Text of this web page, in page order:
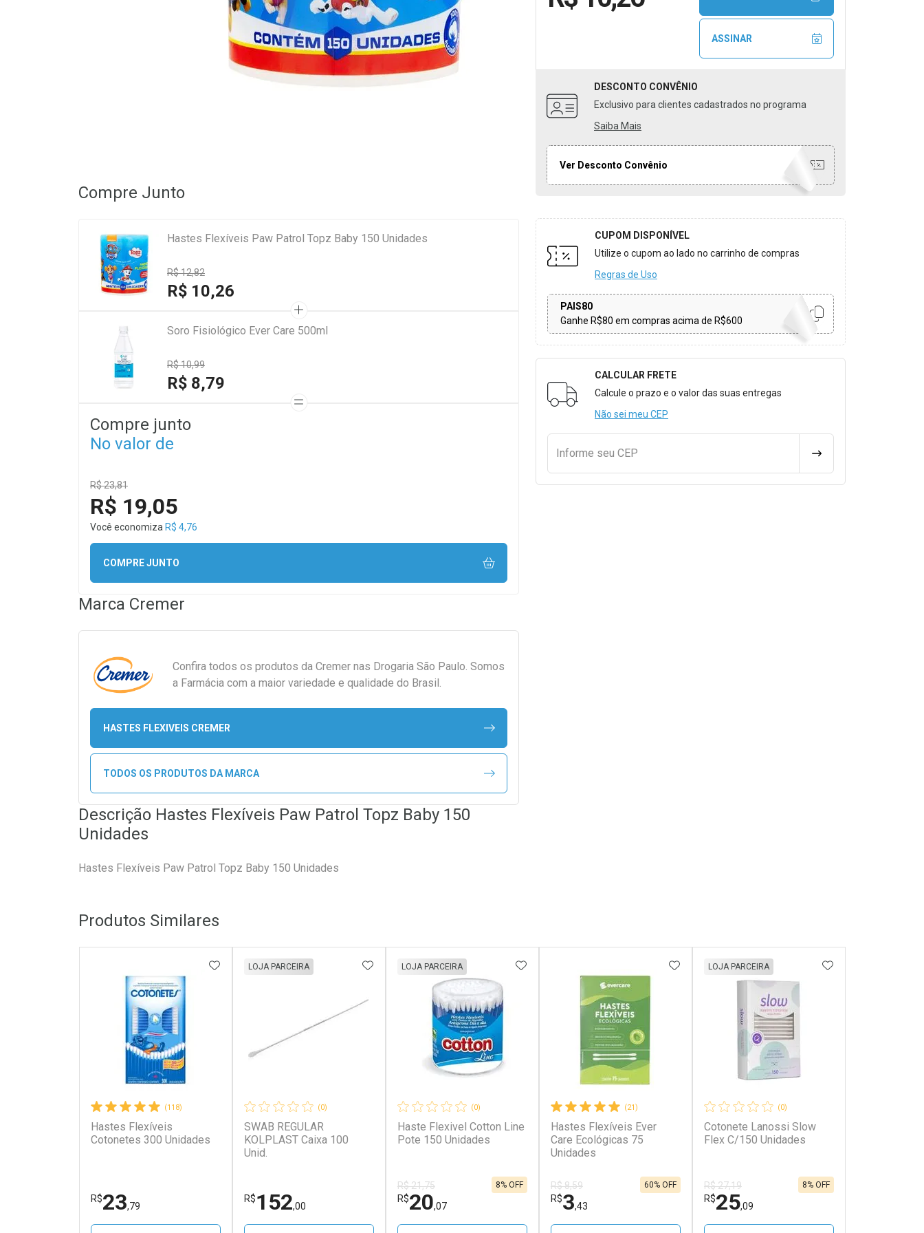
ASSINAR
DESCONTO CONVÊNIO
Exclusivo para clientes cadastrados no programa
Saiba Mais
Ver Desconto Convênio
CUPOM DISPONÍVEL
Utilize o cupom ao lado no carrinho de compras
Regras de Uso
PAIS80
Ganhe R$80 em compras acima de R$600
Formulário para Calcular o Frete
CALCULAR FRETE
Calcule o prazo e o valor das suas entregas
Não sei meu CEP
Informe seu CEP CALCULAR FRETE
Compre Junto
Hastes Flexíveis Paw Patrol Topz Baby 150 Unidades
R$ 12,82
R$ 10,26
Soro Fisiológico Ever Care 500ml
R$ 10,99
R$ 8,79
Compre junto
No valor de
R$ 23,81
R$ 19,05
Você economiza R$ 4,76
COMPRE JUNTO
Marca Cremer
Confira todos os produtos da Cremer nas Drogaria São Paulo. Somos
a Farmácia com a maior variedade e qualidade do Brasil.
HASTES FLEXIVEIS CREMER
TODOS OS PRODUTOS DA MARCA
Descrição Hastes Flexíveis Paw Patrol Topz Baby 150
Unidades
Hastes Flexíveis Paw Patrol Topz Baby 150 Unidades
Produtos Similares
(118)
Hastes Flexíveis
Cotonetes 300 Unidades
R$23,79
ADICIONAR AOS FAVORITOS
(0)
SWAB REGULAR
KOLPLAST Caixa 100
Unid.
LOJA PARCEIRA
R$152,00
ADICIONAR AOS FAVORITOS
(0)
Haste Flexivel Cotton Line
Pote 150 Unidades
LOJA PARCEIRA
R$ 21,75
R$20,07
8% OFF
ADICIONAR AOS FAVORITOS
(21)
Hastes Flexíveis Ever
Care Ecológicas 75
Unidades
R$ 8,59
R$3,43
60% OFF
ADICIONAR AOS FAVORITOS
(0)
Cotonete Lanossi Slow
Flex C/150 Unidades
LOJA PARCEIRA
R$ 27,19
R$25,09
8% OFF
ADICIONAR AOS